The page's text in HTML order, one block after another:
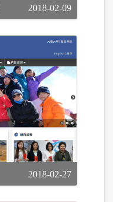
2018-02-09
2018-02-27